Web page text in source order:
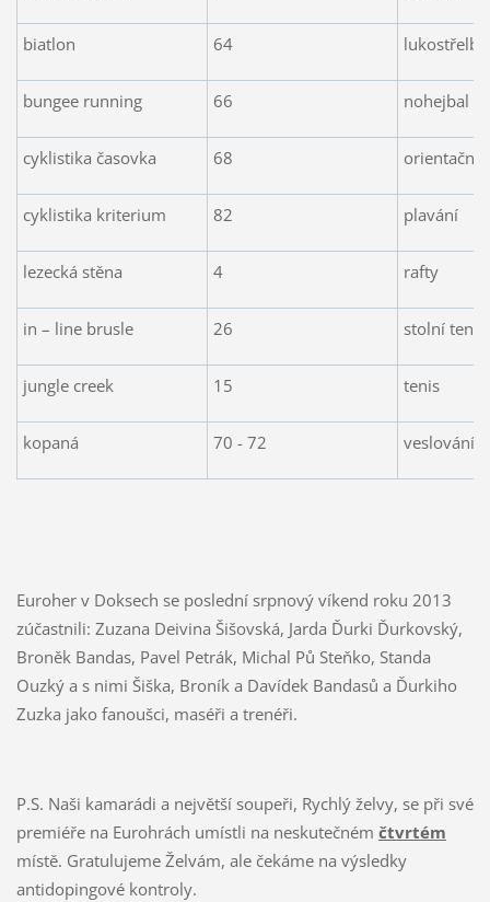
biatlon 64 lukostřelba
bungee running 66 nohejbal
cyklistika časovka 68 orientační
cyklistika kriterium 82 plavání
lezecká stěna 4 rafty
in – line brusle 26 stolní tenis
jungle creek 15 tenis
kopaná 70 - 72 veslování
Euroher v Doksech se poslední srpnový víkend roku 2013
zúčastnili: Zuzana Deivina Šišovská, Jarda Ďurki Ďurkovský,
Broněk Bandas, Pavel Petrák, Michal Pů Steňko, Standa
Ouzký a s nimi Šiška, Broník a Davídek Bandasů a Ďurkiho
Zuzka jako fanoušci, maséři a trenéři.
P.S. Naši kamarádi a největší soupeři, Rychlý želvy, se při své
premiéře na Eurohrách umístli na neskutečném čtvrtém
místě. Gratulujeme Želvám, ale čekáme na výsledky
antidopingové kontroly.